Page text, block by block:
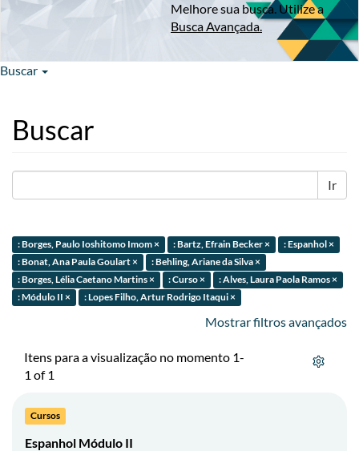
Melhore sua busca. Utilize a
Busca Avançada.
Buscar
Buscar
Ir
: Borges, Paulo Ioshitomo Imom × : Bartz, Efrain Becker ×
: Espanhol ×
: Bonat, Ana Paula Goulart ×
: Behling, Ariane da Silva ×
: Borges, Lélia Caetano Martins ×
: Curso ×
: Alves, Laura Paola Ramos ×
: Módulo II ×
: Lopes Filho, Artur Rodrigo Itaqui ×
Mostrar filtros avançados
Itens para a visualização no momento 1-
1 of 1
Cursos
Espanhol Módulo II